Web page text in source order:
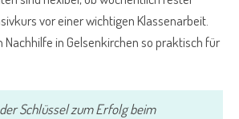
vor einer wichtigen Klassenarbeit.
Nachhilfe in Gelsenkirchen so praktisch für
Schlüssel zum Erfolg beim